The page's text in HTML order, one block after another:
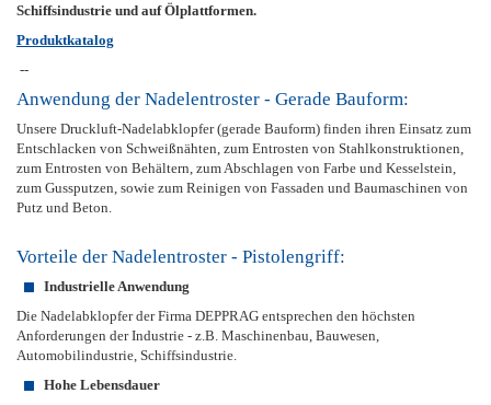
Schiffsindustrie und auf Ölplattformen.
Produktkatalog
--
Anwendung der Nadelentroster - Gerade Bauform:
Unsere Druckluft-Nadelabklopfer (gerade Bauform) finden ihren Einsatz zum
Entschlacken von Schweißnähten, zum Entrosten von Stahlkonstruktionen,
zum Entrosten von Behältern, zum Abschlagen von Farbe und Kesselstein,
zum Gussputzen, sowie zum Reinigen von Fassaden und Baumaschinen von
Putz und Beton.
Vorteile der Nadelentroster - Pistolengriff:
Industrielle Anwendung
Die Nadelabklopfer der Firma DEPPRAG entsprechen den höchsten
Anforderungen der Industrie - z.B. Maschinenbau, Bauwesen,
Automobilindustrie, Schiffsindustrie.
Hohe Lebensdauer